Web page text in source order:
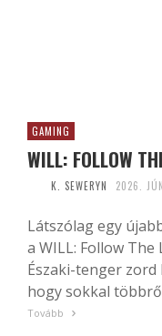
GAMING
WILL: FOLLOW
K. SEWERYN 2026.
Látszólag egy
a WILL: Follow
Északi-tenger
hogy sokkal
Tovább